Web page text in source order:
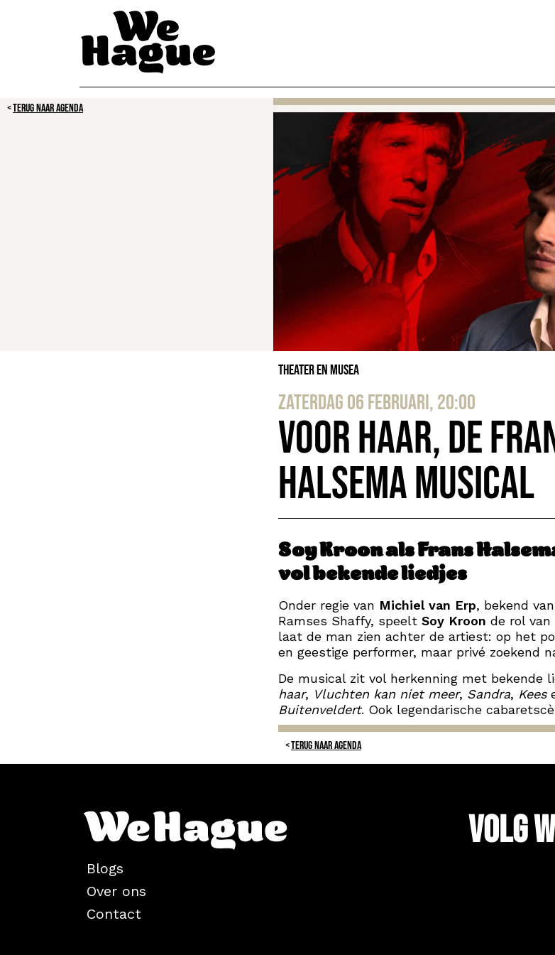
TERUG NAAR AGENDA
Theater en Musea
zaterdag 06 februari, 20:00
Voor Haar, de
Halsema Musical
Soy Kroon als Frans
vol bekende liedjes
Onder regie van Michiel van Erp, bekend
Ramses Shaffy, speelt Soy Kroon de rol van
laat de man zien achter de artiest: op het
en geestige performer, maar privé zoekend
De musical zit vol herkenning met bekende
haar, Vluchten kan niet meer, Sandra, Kees
Buitenveldert. Ook legendarische
TERUG NAAR AGENDA
Blogs
Over ons
Contact
Volg